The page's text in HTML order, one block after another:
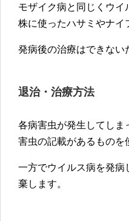
モザイク病と同じくウ
株に使ったハサミやナイ
発病後の治療はできない
退治・治療方法
各病害虫が発生してしま
害虫の記載があるものを
一方でウイルス病を発病
棄します。